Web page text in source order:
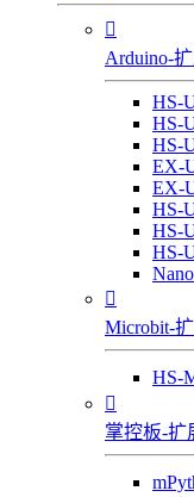

Arduino-
HS-
HS-
HS-
EX-
EX-
HS-
HS-
HS-

Microbit-
HS-

掌控板-扩